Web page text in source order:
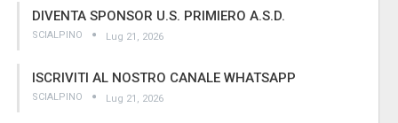
DIVENTA SPONSOR U.S. PRIMIERO A.S.D.
SCIALPINO Lug 21, 2026
ISCRIVITI AL NOSTRO CANALE WHATSAPP
SCIALPINO Lug 21, 2026